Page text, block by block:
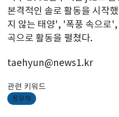
본격적인 솔로 활동을 시작
지 않는 태양', '폭풍 속으로
곡으로 활동을 펼쳤다.
taehyun@news1.kr
관련 키워드
장우혁